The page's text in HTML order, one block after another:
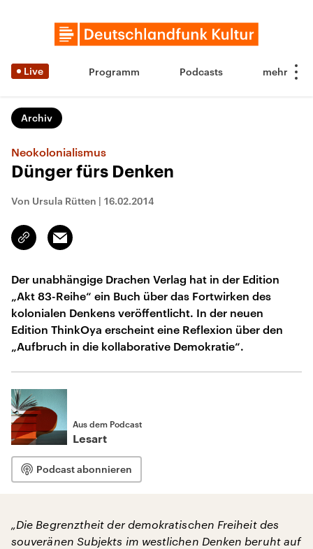
Live Programm Podcasts
Archiv
Neokolonialismus
Dünger fürs Denken
Von Ursula Rütten | 16.02.2014
Link
kopieren/teilen
Email
Der unabhängige Drachen Verlag hat in der Edition
„Akt 83-Reihe“ ein Buch über das Fortwirken des
kolonialen Denkens veröffentlicht. In der neuen
Edition ThinkOya erscheint eine Reflexion über den
„Aufbruch in die kollaborative Demokratie“.
Aus dem Podcast
Lesart
Podcast abonnieren
„Die Begrenztheit der demokratischen Freiheit des
souveränen Subjekts im westlichen Denken beruht auf